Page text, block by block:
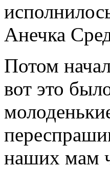
Анечка
Потом
вот это
наших мам